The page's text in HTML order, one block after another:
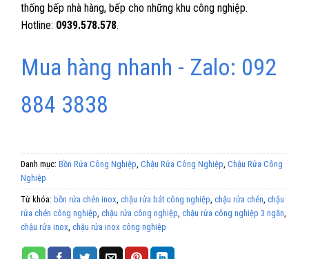
thống bếp nhà hàng, bếp cho những khu công nghiệp.
Hotline: 0939.578.578.
Mua hàng nhanh - Zalo: 092
884 3838
Danh mục: Bồn Rửa Công Nghiệp Chậu Rửa Công Nghiệp Chậu Rửa Công
Nghiệp
Từ khóa: bồn rửa chén inox chậu rửa bát công nghiệp chậu rửa chén chậu
rửa chén công nghiệp chậu rửa công nghiệp chậu rửa công nghiệp 3 ngăn
chậu rửa inox chậu rửa inox công nghiệp